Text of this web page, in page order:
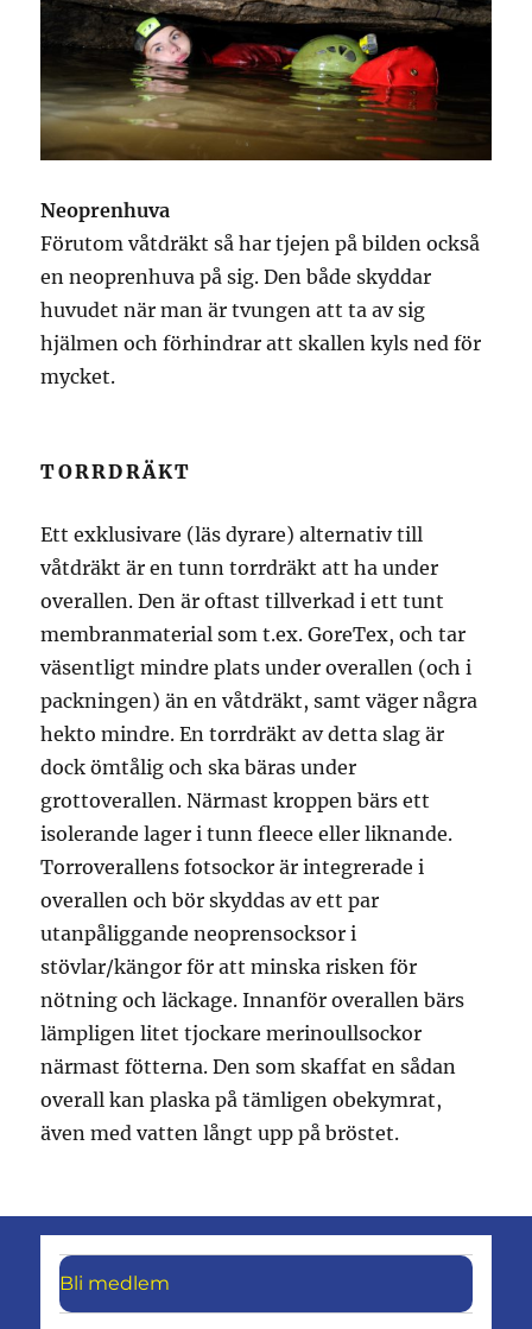
Neoprenhuva
Förutom våtdräkt så har tjejen på bilden också
en neoprenhuva på sig. Den både skyddar
huvudet när man är tvungen att ta av sig
hjälmen och förhindrar att skallen kyls ned för
mycket.
TORRDRÄKT
Ett exklusivare (läs dyrare) alternativ till
våtdräkt är en tunn torrdräkt att ha under
overallen. Den är oftast tillverkad i ett tunt
membranmaterial som t.ex. GoreTex, och tar
väsentligt mindre plats under overallen (och i
packningen) än en våtdräkt, samt väger några
hekto mindre. En torrdräkt av detta slag är
dock ömtålig och ska bäras under
grottoverallen. Närmast kroppen bärs ett
isolerande lager i tunn fleece eller liknande.
Torroverallens fotsockor är integrerade i
overallen och bör skyddas av ett par
utanpåliggande neoprensocksor i
stövlar/kängor för att minska risken för
nötning och läckage. Innanför overallen bärs
lämpligen litet tjockare merinoullsockor
närmast fötterna. Den som skaffat en sådan
overall kan plaska på tämligen obekymrat,
även med vatten långt upp på bröstet.
Bli medlem